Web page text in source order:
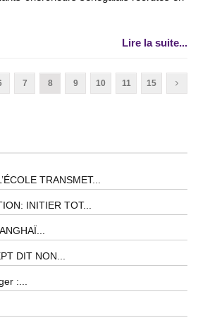
Lire la suite...
7 8 9 10 11 15
TRANSMET...
INITIER TOT...
DIT NON...
:...